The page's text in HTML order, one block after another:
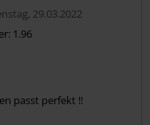
29.03.2022
1.96
passt perfekt !!